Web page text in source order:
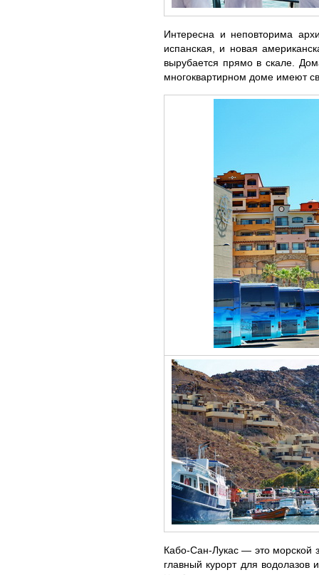
Интересна и неповторима
испанская, и новая
вырубается прямо в скале.
многоквартирном доме имеют
Кабо-Сан-Лукас — это морской
главный курорт для